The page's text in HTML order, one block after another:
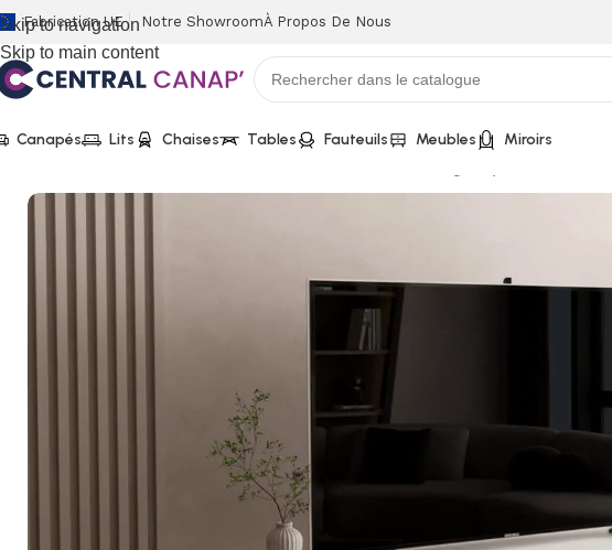
Skip to navigation
Skip to main content
Fabrication UE Notre ShowroomÀ Propos De Nous
Canapés Lits Chaises Tables Fauteuils Meubles
Miroirs